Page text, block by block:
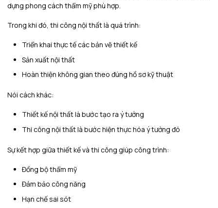
dựng phong cách thẩm mỹ phù hợp.
Trong khi đó, thi công nội thất là quá trình:
Triển khai thực tế các bản vẽ thiết kế
Sản xuất nội thất
Hoàn thiện không gian theo đúng hồ sơ kỹ thuật
Nói cách khác:
Thiết kế nội thất là bước tạo ra ý tưởng
Thi công nội thất là bước hiện thực hóa ý tưởng đó
Sự kết hợp giữa thiết kế và thi công giúp công trình:
Đồng bộ thẩm mỹ
Đảm bảo công năng
Hạn chế sai sót